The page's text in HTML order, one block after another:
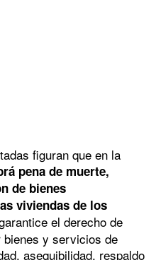
figuran que en la
pena de muerte,
de bienes
viviendas de los
el derecho de
bienes y servicios de
asequibilidad, respaldo